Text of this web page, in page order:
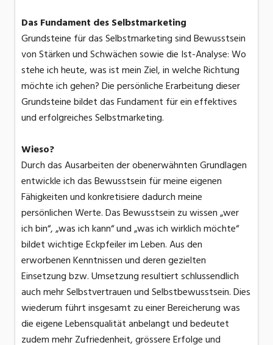
Das Fundament des Selbstmarketing
Grundsteine für das Selbstmarketing sind Bewusstsein
von Stärken und Schwächen sowie die Ist-Analyse: Wo
stehe ich heute, was ist mein Ziel, in welche Richtung
möchte ich gehen? Die persönliche Erarbeitung dieser
Grundsteine bildet das Fundament für ein effektives
und erfolgreiches Selbstmarketing.
Wieso?
Durch das Ausarbeiten der obenerwähnten Grundlagen
entwickle ich das Bewusstsein für meine eigenen
Fähigkeiten und konkretisiere dadurch meine
persönlichen Werte. Das Bewusstsein zu wissen „wer
ich bin“, „was ich kann“ und „was ich wirklich möchte“
bildet wichtige Eckpfeiler im Leben. Aus den
erworbenen Kenntnissen und deren gezielten
Einsetzung bzw. Umsetzung resultiert schlussendlich
auch mehr Selbstvertrauen und Selbstbewusstsein. Dies
wiederum führt insgesamt zu einer Bereicherung was
die eigene Lebensqualität anbelangt und bedeutet
zudem mehr Zufriedenheit, grössere Erfolge und